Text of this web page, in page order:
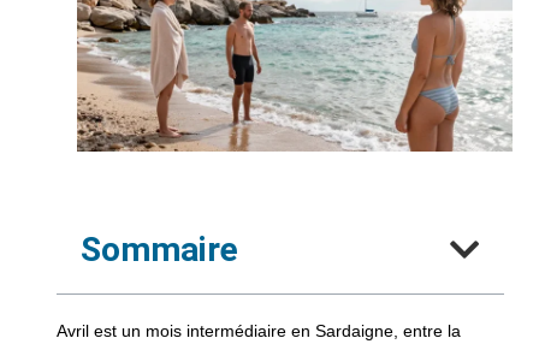
Sommaire
Avril est un mois intermédiaire en Sardaigne, entre la